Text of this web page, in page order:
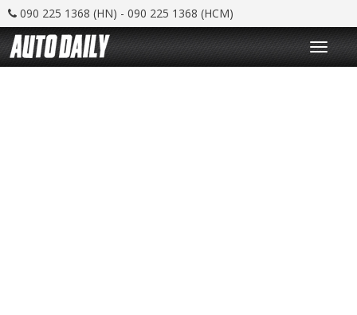
090 225 1368 (HN) - 090 225 1368 (HCM)
T
o
g